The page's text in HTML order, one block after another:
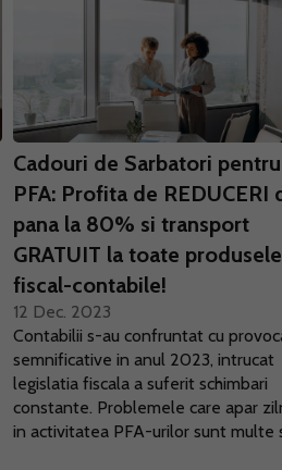
Cadouri de Sarbatori pentru
PFA: Profita de REDUCERI
pana la 80% si transport
GRATUIT la toate produsele
fiscal-contabile!
12 Dec. 2023
Contabilii s-au confruntat cu
semnificative in anul 2023, intrucat
legislatia fiscala a suferit schimbari
constante. Problemele care apar
in activitatea PFA-urilor sunt multe